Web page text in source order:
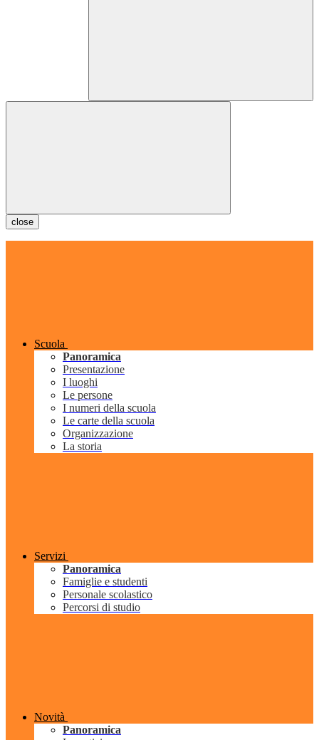
close
Scuola
Panoramica
Presentazione
I luoghi
Le persone
I numeri della scuola
Le carte della scuola
Organizzazione
La storia
Servizi
Panoramica
Famiglie e studenti
Personale scolastico
Percorsi di studio
Novità
Panoramica